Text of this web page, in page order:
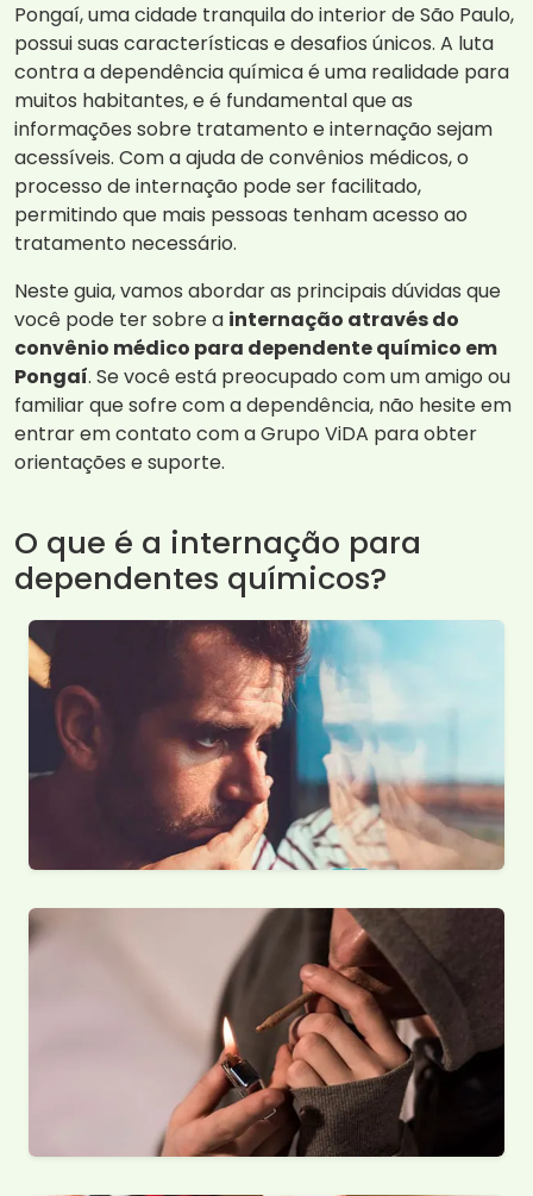
Pongaí, uma cidade tranquila do interior de São Paulo,
possui suas características e desafios únicos. A luta
contra a dependência química é uma realidade para
muitos habitantes, e é fundamental que as
informações sobre tratamento e internação sejam
acessíveis. Com a ajuda de convênios médicos, o
processo de internação pode ser facilitado,
permitindo que mais pessoas tenham acesso ao
tratamento necessário.
Neste guia, vamos abordar as principais dúvidas que
você pode ter sobre a internação através do
convênio médico para dependente químico em
Pongaí. Se você está preocupado com um amigo ou
familiar que sofre com a dependência, não hesite em
entrar em contato com a Grupo ViDA para obter
orientações e suporte.
O que é a internação para
dependentes químicos?